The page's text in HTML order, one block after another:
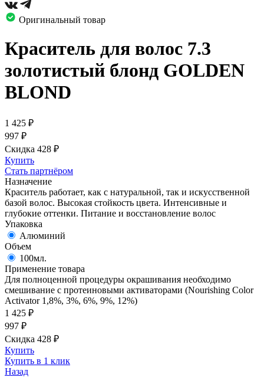
Оригинальный товар
Краситель для волос 7.3
золотистый блонд GOLDEN
BLOND
1 425 ₽
997 ₽
Скидка 428 ₽
Купить
Стать партнёром
Назначение
Краситель работает, как с натуральной, так и искусственной
базой волос. Высокая стойкость цвета. Интенсивные и
глубокие оттенки. Питание и восстановление волос
Упаковка
Алюминий
Объем
100мл.
Применение товара
Для полноценной процедуры окрашивания необходимо
смешивание с протеиновыми активаторами (Nourishing Color
Activator 1,8%, 3%, 6%, 9%, 12%)
1 425 ₽
997 ₽
Скидка 428 ₽
Купить
Купить в 1 клик
Назад